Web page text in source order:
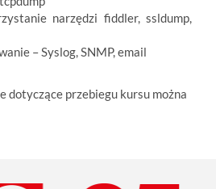
narzędzi fiddler, ssldump,
– Syslog, SNMP, email
dotyczące przebiegu kursu można